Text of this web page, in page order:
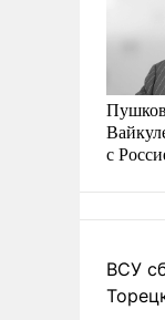
с
ВСУ